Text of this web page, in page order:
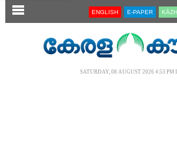
SECTIONS ENGLISH E-PAPER
SATURDAY, 08 AUGUST 2026 4.53 PM